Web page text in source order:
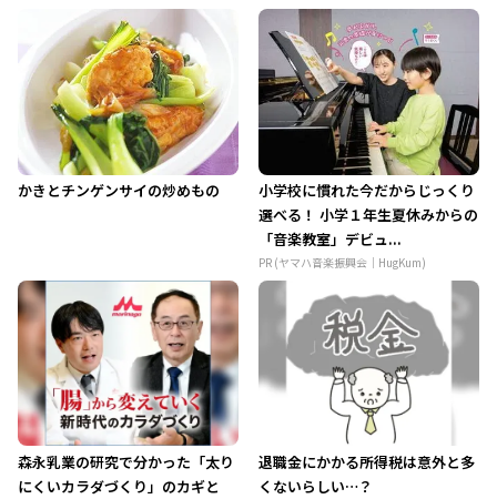
かきとチンゲンサイの炒めもの
小学校に慣れた今だからじっくり
選べる！ 小学１年生夏休みからの
「音楽教室」デビュ...
PR (ヤマハ音楽振興会｜HugKum)
森永乳業の研究で分かった「太り
にくいカラダづくり」のカギと
退職金にかかる所得税は意外と多
くないらしい…？